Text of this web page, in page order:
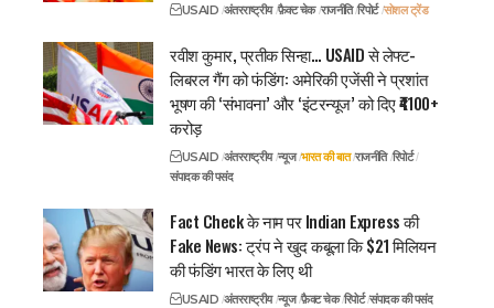
USAID अंतरराष्ट्रीय फ़ैक्ट चेक राजनीति रिपोर्ट सोशल ट्रेंड
रवीश कुमार, प्रतीक सिन्हा… USAID से लेफ्ट-
लिबरल गैंग को फंडिंग: अमेरिकी एजेंसी ने प्रशांत
भूषण की ‘संभावना’ और ‘इंटरन्यूज’ को दिए ₹4100+
करोड़
USAID अंतरराष्ट्रीय न्यूज भारत की बात राजनीति रिपोर्ट
संपादक की पसंद
Fact Check के नाम पर Indian Express की
Fake News: ट्रंप ने खुद कबूला कि $21 मिलियन
की फंडिंग भारत के लिए थी
USAID अंतरराष्ट्रीय न्यूज फ़ैक्ट चेक रिपोर्ट संपादक की पसंद